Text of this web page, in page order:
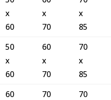
x
60
x
70
x
85
50
x
60
60
x
70
70
x
85
60
70
70